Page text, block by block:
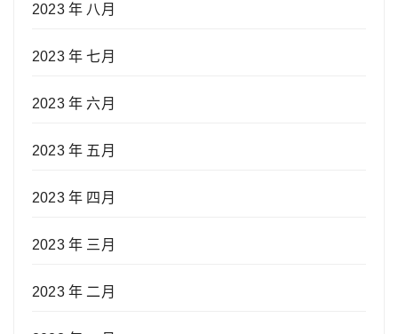
2023 年 八月
2023 年 七月
2023 年 六月
2023 年 五月
2023 年 四月
2023 年 三月
2023 年 二月